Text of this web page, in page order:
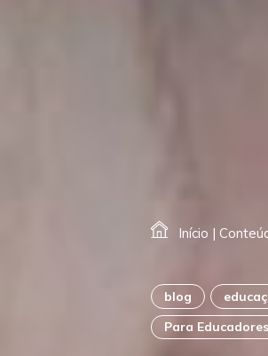
Início |
blog
Para Educadores